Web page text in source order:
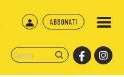
ABBONATI